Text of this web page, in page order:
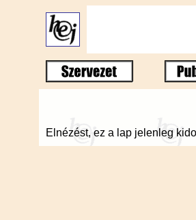
Elnézést, ez a lap jelenleg